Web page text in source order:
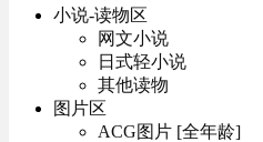
小说-读物区
网文小说
日式轻小说
其他读物
图片区
ACG图片 [全年龄]